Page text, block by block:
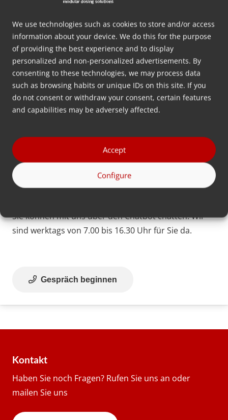
We use technologies such as cookies to store and/or access
information about your device. We do this for the purpose
of providing the best experience and to display
personalized and non-personalized advertisements. By
consenting to these technologies, we may process data
such as browsing habits or unique IDs on this site. If you
do not consent or withdraw your consent, certain features
and capabilities may be adversely affected.
Accept
Configure
Möchten Sie mehr erfahren? Nehmen Sie
Kontakt mit uns auf
Kontakt
Ist Ihre Frage hier nicht aufgeführt? Dann
kontaktieren Sie uns bitte.
Sie können mit uns über den Chatbot chatten. Wir
sind werktags von 7.00 bis 16.30 Uhr für Sie da.
Gespräch beginnen
Kontakt
Haben Sie noch Fragen? Rufen Sie uns an oder
mailen Sie uns